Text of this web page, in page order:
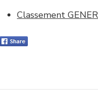
Classement